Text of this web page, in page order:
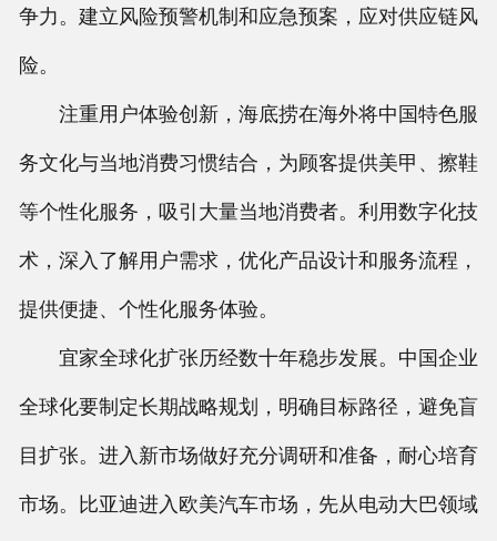
争力。建立风险预警机制和应急预案，应对供应链风
险。
注重用户体验创新，海底捞在海外将中国特色服
务文化与当地消费习惯结合，为顾客提供美甲、擦鞋
等个性化服务，吸引大量当地消费者。利用数字化技
术，深入了解用户需求，优化产品设计和服务流程，
提供便捷、个性化服务体验。
宜家全球化扩张历经数十年稳步发展。中国企业
全球化要制定长期战略规划，明确目标路径，避免盲
目扩张。进入新市场做好充分调研和准备，耐心培育
市场。比亚迪进入欧美汽车市场，先从电动大巴领域